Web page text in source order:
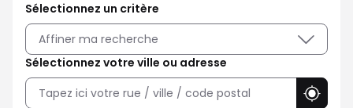
Sélectionnez un critère
Affiner ma recherche
Sélectionnez votre ville ou adresse